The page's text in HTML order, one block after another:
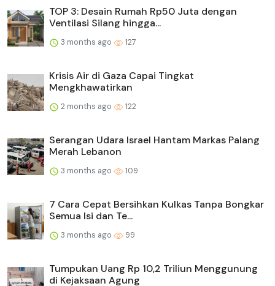
TOP 3: Desain Rumah Rp50 Juta dengan
Ventilasi Silang hingga...
3 months ago 127
Krisis Air di Gaza Capai Tingkat
Mengkhawatirkan
2 months ago 122
Serangan Udara Israel Hantam Markas Palang
Merah Lebanon
3 months ago 109
7 Cara Cepat Bersihkan Kulkas Tanpa Bongkar
Semua Isi dan Te...
3 months ago 99
Tumpukan Uang Rp 10,2 Triliun Menggunung
di Kejaksaan Agung